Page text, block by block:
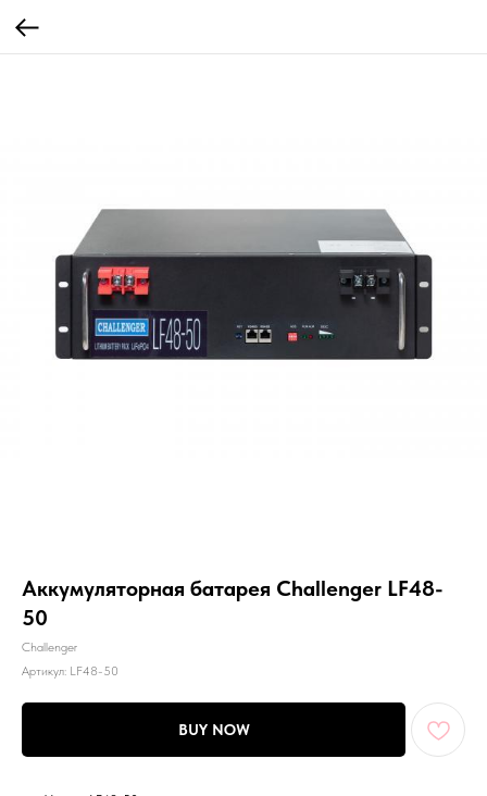
Аккумуляторная батарея Challenger LF48-
50
Challenger
Артикул: LF48-50
BUY NOW